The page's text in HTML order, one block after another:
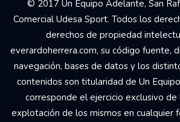
© 2017 Un Equipo Adelante, San
Comercial Udesa Sport. Todos los
derechos de propiedad
everardoherrera.com, su código fuente,
navegación, bases de datos y los
contenidos son titularidad de Un
corresponde el ejercicio exclusivo
explotación de los mismos en cualquier